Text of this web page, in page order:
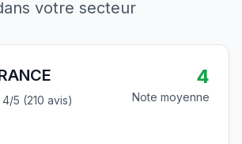
votre secteur
4/5 (210 avis)
4
Note moyenne